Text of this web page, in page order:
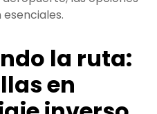
la ruta:
en